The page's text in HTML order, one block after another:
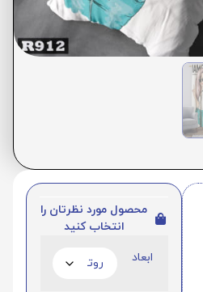
محصول مورد نظرتان را
انتخاب کنید
ابعاد